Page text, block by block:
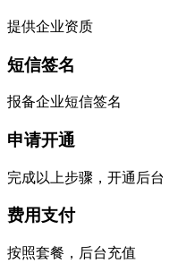
提供企业资质
短信签名
报备企业短信签名
申请开通
完成以上步骤，开通后台
费用支付
按照套餐，后台充值